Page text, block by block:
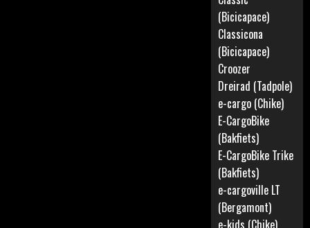
(Bicicapace)
Classicona
(Bicicapace)
Croozer
Dreirad (Tadpole)
e-cargo (Chike)
E-CargoBike
(Bakfiets)
E-CargoBike Trike
(Bakfiets)
e-cargoville LT
(Bergamont)
e-kids (Chike)